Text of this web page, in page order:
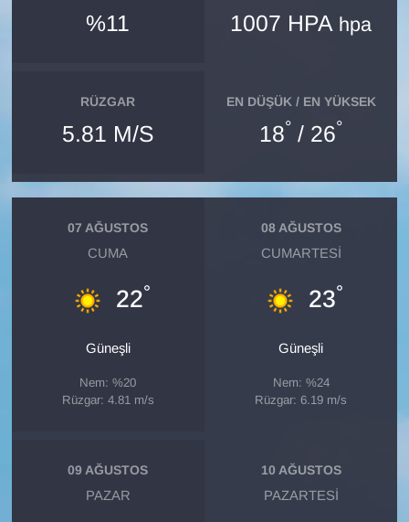
%11 1007 HPA hpa
RÜZGAR
5.81 M/S
EN DÜŞÜK / EN YÜKSEK
18° / 26°
07 AĞUSTOS
CUMA
22°
Güneşli
Nem: %20
Rüzgar: 4.81 m/s
08 AĞUSTOS
CUMARTESI
23°
Güneşli
Nem: %24
Rüzgar: 6.19 m/s
09 AĞUSTOS
PAZAR
10 AĞUSTOS
PAZARTESI
Kadın
Kim Kimdir?
KURDÎ
MEDYA
POLİTİKA
RÖPORTAJ